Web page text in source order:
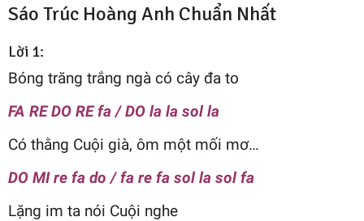
Sáo Trúc Hoàng Anh Chuẩn Nhất
Lời 1:
Bóng trăng trắng ngà có cây đa to
FA RE DO RE fa / DO la la sol la
Có thằng Cuội già, ôm một mối mơ…
DO MI re fa do / fa re fa sol la sol fa
Lặng im ta nói Cuội nghe